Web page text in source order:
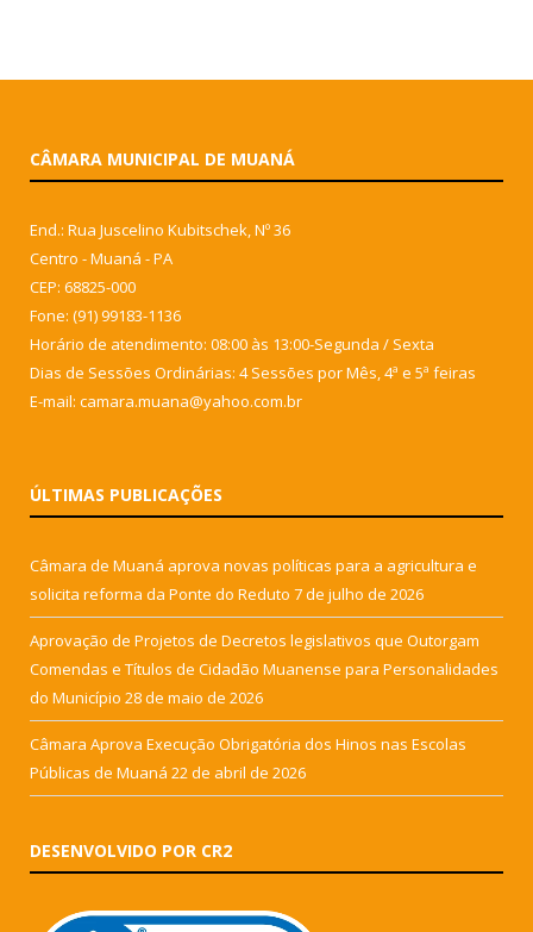
CÂMARA MUNICIPAL DE MUANÁ
End.: Rua Juscelino Kubitschek, Nº 36
Centro - Muaná - PA
CEP: 68825-000
Fone: (91) 99183-1136
Horário de atendimento: 08:00 às 13:00-Segunda / Sexta
Dias de Sessões Ordinárias: 4 Sessões por Mês, 4ª e 5ª feiras
E-mail: camara.muana@yahoo.com.br
ÚLTIMAS PUBLICAÇÕES
Câmara de Muaná aprova novas políticas para a agricultura e
solicita reforma da Ponte do Reduto 7 de julho de 2026
Aprovação de Projetos de Decretos legislativos que Outorgam
Comendas e Títulos de Cidadão Muanense para Personalidades
do Município 28 de maio de 2026
Câmara Aprova Execução Obrigatória dos Hinos nas Escolas
Públicas de Muaná 22 de abril de 2026
DESENVOLVIDO POR CR2